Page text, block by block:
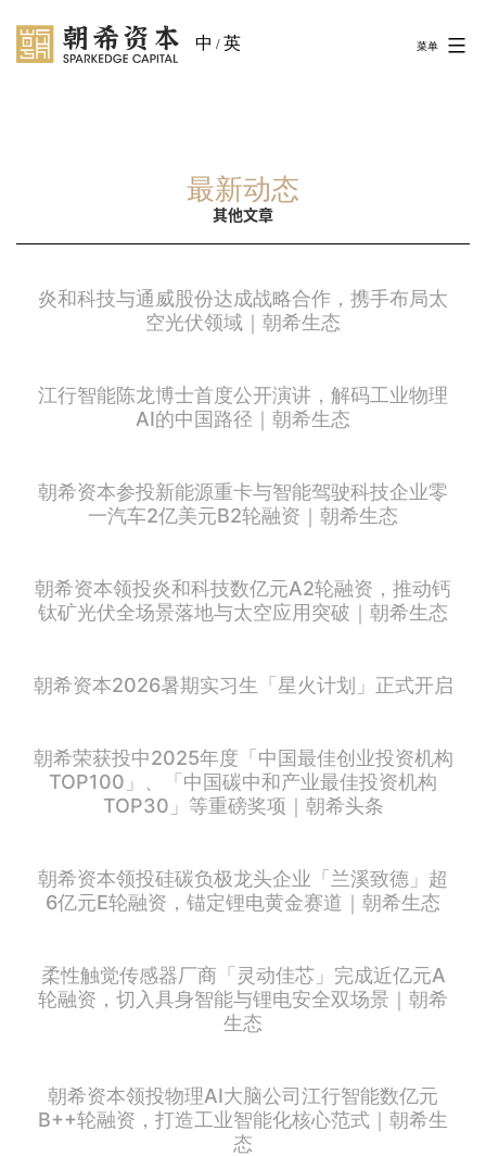
菜单
中 / 英
最新动态
其他文章
炎和科技与通威股份达成战略合作，携手布局太
空光伏领域｜朝希生态
江行智能陈龙博士首度公开演讲，解码工业物理
AI的中国路径｜朝希生态
朝希资本参投新能源重卡与智能驾驶科技企业零
一汽车2亿美元B2轮融资｜朝希生态
朝希资本领投炎和科技数亿元A2轮融资，推动钙
钛矿光伏全场景落地与太空应用突破｜朝希生态
朝希资本2026暑期实习生「星火计划」正式开启
朝希荣获投中2025年度「中国最佳创业投资机构
TOP100」、「中国碳中和产业最佳投资机构
TOP30」等重磅奖项｜朝希头条
朝希资本领投硅碳负极龙头企业「兰溪致德」超
6亿元E轮融资，锚定锂电黄金赛道｜朝希生态
柔性触觉传感器厂商「灵动佳芯」完成近亿元A
轮融资，切入具身智能与锂电安全双场景｜朝希
生态
朝希资本领投物理AI大脑公司江行智能数亿元
B++轮融资，打造工业智能化核心范式｜朝希生
态